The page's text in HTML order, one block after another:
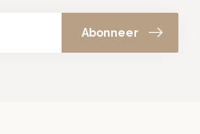
Abonneer